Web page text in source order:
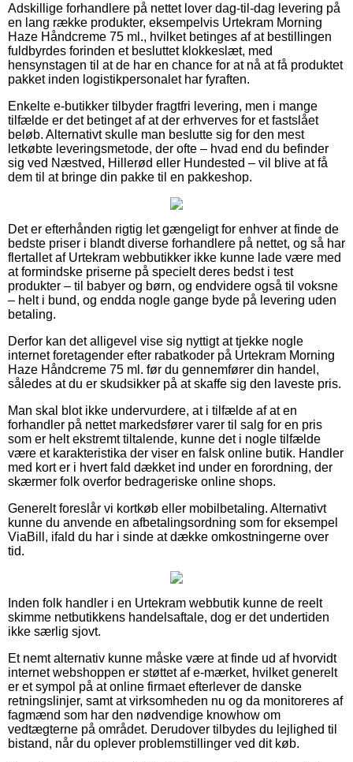
Adskillige forhandlere på nettet lover dag-til-dag levering på
en lang række produkter, eksempelvis Urtekram Morning
Haze Håndcreme 75 ml., hvilket betinges af at bestillingen
fuldbyrdes forinden et besluttet klokkeslæt, med
hensynstagen til at de har en chance for at nå at få produktet
pakket inden logistikpersonalet har fyraften.
Enkelte e-butikker tilbyder fragtfri levering, men i mange
tilfælde er det betinget af at der erhverves for et fastslået
beløb. Alternativt skulle man beslutte sig for den mest
letkøbte leveringsmetode, der ofte – hvad end du befinder
sig ved Næstved, Hillerød eller Hundested – vil blive at få
dem til at bringe din pakke til en pakkeshop.
Det er efterhånden rigtig let gængeligt for enhver at finde de
bedste priser i blandt diverse forhandlere på nettet, og så har
flertallet af Urtekram webbutikker ikke kunne lade være med
at formindske priserne på specielt deres bedst i test
produkter – til babyer og børn, og endvidere også til voksne
– helt i bund, og endda nogle gange byde på levering uden
betaling.
Derfor kan det alligevel vise sig nyttigt at tjekke nogle
internet foretagender efter rabatkoder på Urtekram Morning
Haze Håndcreme 75 ml. før du gennemfører din handel,
således at du er skudsikker på at skaffe sig den laveste pris.
Man skal blot ikke undervurdere, at i tilfælde af at en
forhandler på nettet markedsfører varer til salg for en pris
som er helt ekstremt tiltalende, kunne det i nogle tilfælde
være et karakteristika der viser en falsk online butik. Handler
med kort er i hvert fald dækket ind under en forordning, der
skærmer folk overfor bedrageriske online shops.
Generelt foreslår vi kortkøb eller mobilbetaling. Alternativt
kunne du anvende en afbetalingsordning som for eksempel
ViaBill, ifald du har i sinde at dække omkostningerne over
tid.
Inden folk handler i en Urtekram webbutik kunne de reelt
skimme netbutikkens handelsaftale, dog er det undertiden
ikke særlig sjovt.
Et nemt alternativ kunne måske være at finde ud af hvorvidt
internet webshoppen er støttet af e-mærket, hvilket generelt
er et sympol på at online firmaet efterlever de danske
retningslinjer, samt at virksomheden nu og da monitoreres af
fagmænd som har den nødvendige knowhow om
vedtægterne på området. Derudover tilbydes du lejlighed til
bistand, når du oplever problemstillinger ved dit køb.